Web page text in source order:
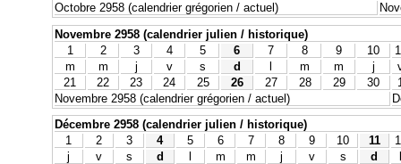
Octobre 2958 (calendrier grégorien / actuel)
Novembre 2958 (calendrier julien / historique)
1
2 3 4 5 6 7 8 9 10
m
m j v s d l m m j
21
22 23 24 25 26 27 28 29 30
Novembre 2958 (calendrier grégorien / actuel)
Décembre 2958 (calendrier julien / historique)
1
2 3 4 5 6 7 8 9 10 11
j
v s d l m m j v s d
l